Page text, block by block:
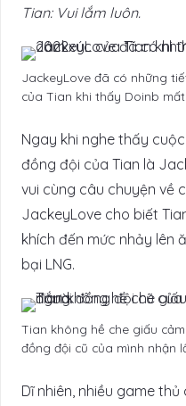
Tian: Vui lắm luôn.
JackeyLove đã có những
của Tian khi thấy Doinb mất
Ngay khi nghe thấy
đồng đội của Tian là
vui cùng câu chuyện về
JackeyLove cho biết
khích đến mức nhảy lên
bại LNG.
Tian không hề che giấu
đồng đội cũ của mình nhận
Dĩ nhiên, nhiều game